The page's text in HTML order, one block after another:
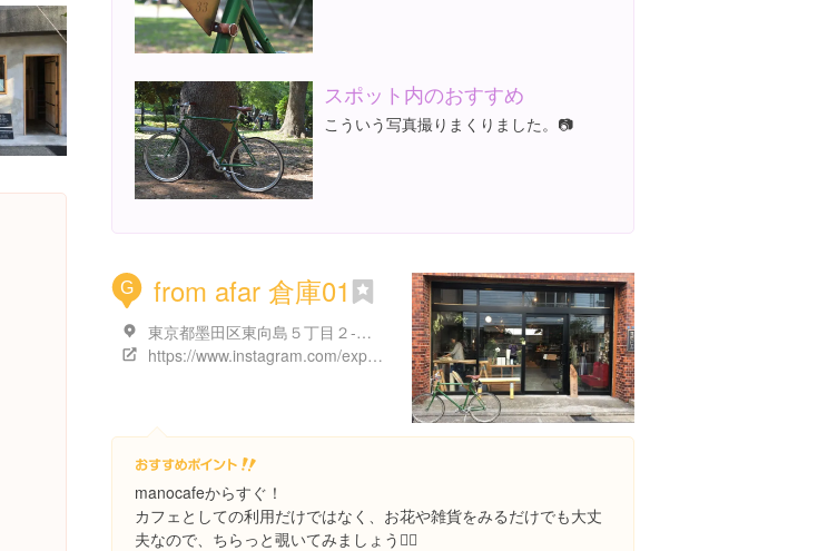
スポット内のおすすめ
こういう写真撮りまくりました。📷
G from afar 倉庫01
東京都墨田区東向島５丁目２-７ ダイアパレス東向島 101
https://www.instagram.com/explore/locations/1005934616
manocafeからすぐ！
カフェとしての利用だけではなく、お花や雑貨をみるだけでも大丈
夫なので、ちらっと覗いてみましょう👌🏻